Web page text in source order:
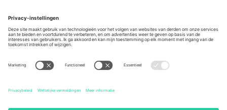
United States
131 Continental Dr, Suite 305,
Newark, Delaware 19713, United
Switzerland
Dorfstrasse 52a, 6390
Totleben 53-55, 1606 Sofia,
Building A1, Office 302, Dubai,